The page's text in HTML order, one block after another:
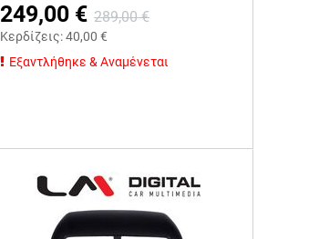
249,00 € 289,00 €
Κερδίζεις:40,00 €
Εξαντλήθηκε & Αναμένεται